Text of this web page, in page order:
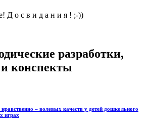
Д о с в и д а н и я ! ;-))
разработки,
конспекты
– волевых качеств у детей дошкольного
играх